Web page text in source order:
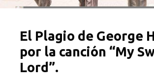
El Plagio de George
por la canción “My
Lord”.